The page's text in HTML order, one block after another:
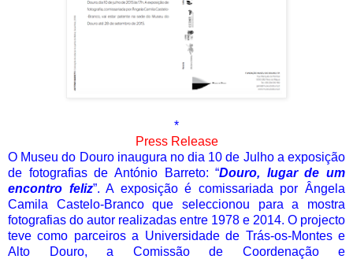
*
Press Release
O Museu do Douro inaugura no dia 10 de Julho a exposição
de fotografias de António Barreto: “Douro, lugar de um
encontro feliz”. A exposição é comissariada por Ângela
Camila Castelo-Branco que seleccionou para a mostra
fotografias do autor realizadas entre 1978 e 2014. O projecto
teve como parceiros a Universidade de Trás-os-Montes e
Alto Douro, a Comissão de Coordenação e